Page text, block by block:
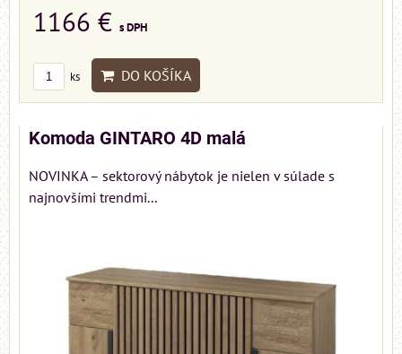
1166 € s DPH
ks DO KOŠÍKA
Komoda GINTARO 4D malá
NOVINKA – sektorový nábytok je nielen v súlade s
najnovšími trendmi...